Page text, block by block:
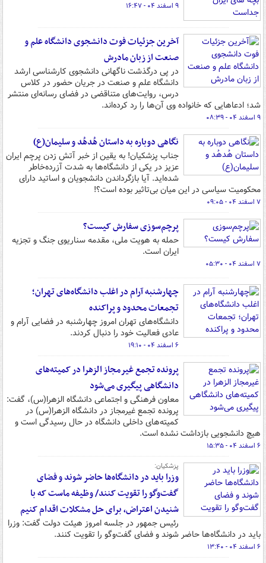
۹ اسفند ۰۴ - ۱۶:۴۷
آخرین جزئیات فوت دانشجوی دانشگاه علم و
صنعت از زبان مادرش
در پی درگذشت ناگهانی دانشجوی کارشناسی ارشد
دانشگاه علم و صنعت در جریان حضور در کلاس
درس، روایت‌های متناقضی در فضای رسانه‌ای منتشر
شد؛ ادعاهایی که خانواده وی آن‌ها را رد کرده‌اند.
۹ اسفند ۰۴ - ۰۸:۳۹
نگاهی دوباره به داستان هُدهُد و سلیمان(ع)
جناب پزشکیان! به یقین از خبر آتش زدن پرچم ایران
عزیز در یکی از دانشگاه‌ها به شدت آزرده‌خاطر
شده‌اید. آیا بازگرداندن دانشجویان و اساتید دارای
محکومیت سیاسی در این میان بی‌تاثیر بوده است؟!
۷ اسفند ۰۴ - ۰۹:۰۵
پرچم‌سوزی سفارش کیست؟
حمله به هویت ملی، مقدمه سناریوی جنگ و تجزیه
ایران است.
۷ اسفند ۰۴ - ۰۵:۳۰
چهارشنبه آرام در اغلب دانشگاه‌های تهران؛
تجمعات محدود و پراکنده
دانشگاه‌های تهران امروز چهارشنبه در فضایی آرام و
عادی فعالیت خود را دنبال کردند.
۶ اسفند ۰۴ - ۱۹:۱۰
پرونده تجمع غیرمجاز الزهرا در کمیته‌های
دانشگاهی پیگیری می‌شود
معاون فرهنگی و اجتماعی دانشگاه الزهرا(س)، گفت:
پرونده تجمع غیرمجاز در دانشگاه الزهرا(س) در
کمیته‌های داخلی دانشگاه در حال رسیدگی است و
هیچ دانشجویی بازداشت نشده است.
۶ اسفند ۰۴ - ۱۵:۳۵
پزشکیان:
وزرا باید در دانشگاه‌ها حاضر شوند و فضای
گفت‌وگو را تقویت کنند/ وظیفه ماست که با
شنیدن اعتراض، برای حل مشکلات اقدام کنیم
رئیس جمهور در جلسه امروز هیئت دولت گفت: وزرا
باید در دانشگاه‌ها حاضر شوند و فضای گفت‌وگو را تقویت کنند.
۶ اسفند ۰۴ - ۱۳:۴۰